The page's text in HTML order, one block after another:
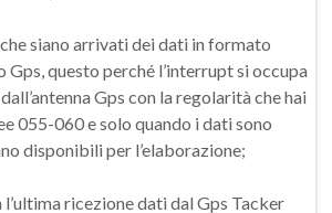
siano arrivati dei dati in formato
Gps, questo perché l’interrupt si occupa
Gps con la regolarità che hai
055-060 e solo quando i dati sono
disponibili per l’elaborazione;
ricezione dati dal Gps Tacker